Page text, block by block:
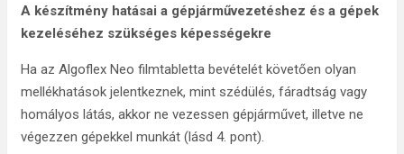
A készítmény hatásai a gépjárművezetéshez és a gépek
kezeléséhez szükséges képességekre
Ha az Algoflex Neo filmtabletta bevételét követően olyan
mellékhatások jelentkeznek, mint szédülés, fáradtság vagy
homályos látás, akkor ne vezessen gépjárművet, illetve ne
végezzen gépekkel munkát (lásd 4. pont).